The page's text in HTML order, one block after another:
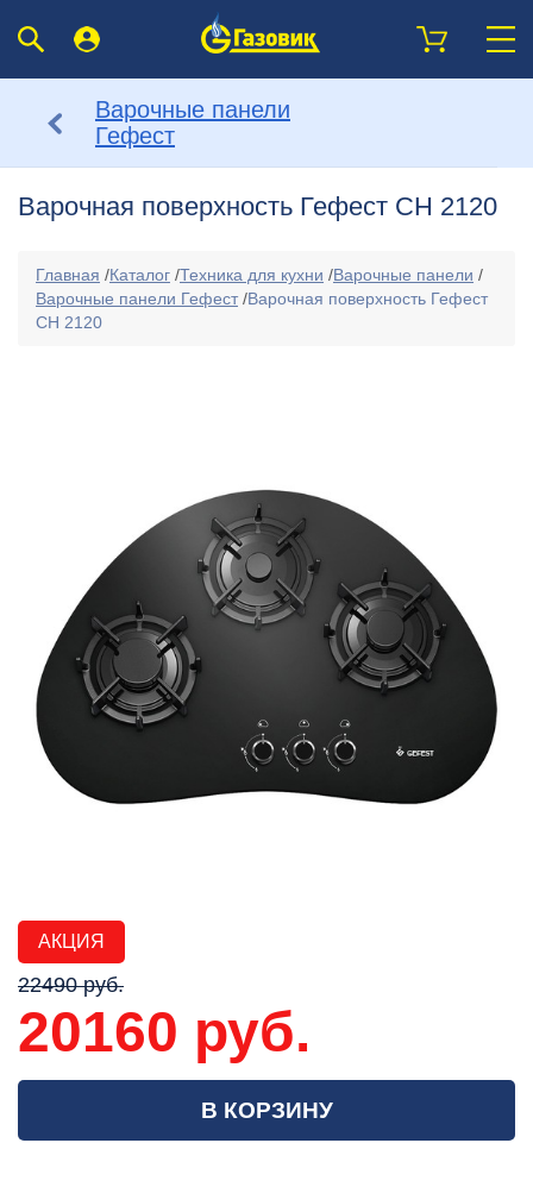
Варочные панели
Гефест
Варочная поверхность Гефест СН 2120
Главная /Каталог /Техника для кухни /Варочные панели /
Варочные панели Гефест /Варочная поверхность Гефест
СН 2120
АКЦИЯ
22490 руб.
20160 руб.
В КОРЗИНУ